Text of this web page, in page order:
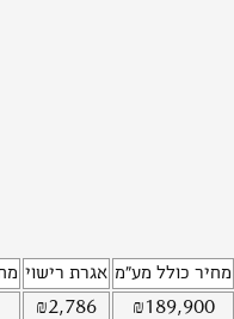
מחיר כולל מע"מ אגרת רישוי
₪189,900
₪2,786